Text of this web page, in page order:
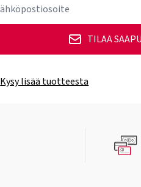
TILAA
Kysy lisää tuotteesta